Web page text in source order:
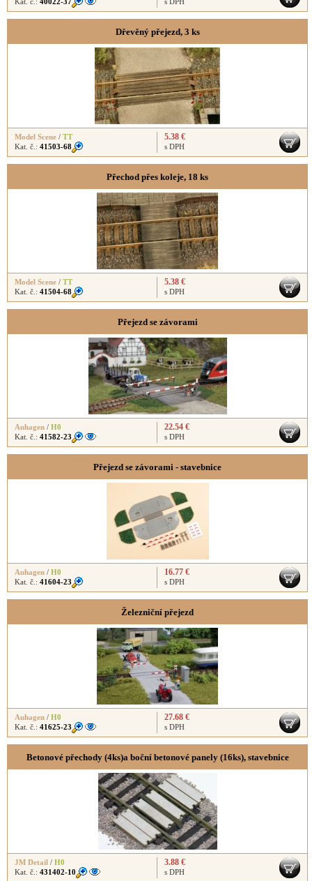
Dřevěný přejezd, 3 ks
Model Scene / TT
Kat. č.: 41503-68
5.38 €
s DPH
Přechod přes koleje, 18 ks
Model Scene / TT
Kat. č.: 41504-68
5.38 €
s DPH
Přejezd se závorami
Auhagen / H0
Kat. č.: 41582-23
22.54 €
s DPH
Přejezd se závorami - stavebnice
Auhagen / H0
Kat. č.: 41604-23
16.77 €
s DPH
Železniční přejezd
Auhagen / H0
Kat. č.: 41625-23
27.68 €
s DPH
Betonové přechody (4ks)a boční betonové panely (16ks), stavebnice
JM Detail / H0
Kat. č.: 431402-10
3.88 €
s DPH